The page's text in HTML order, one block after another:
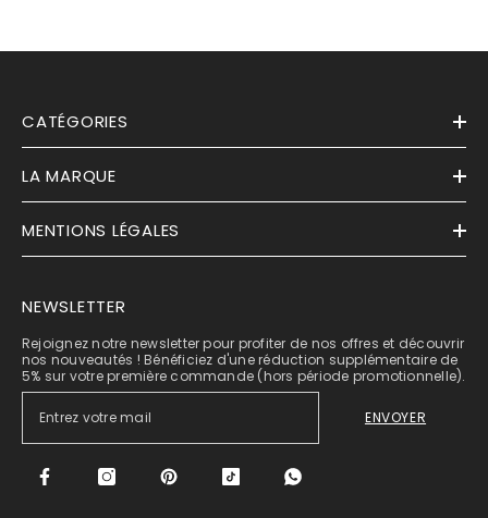
CATÉGORIES
LA MARQUE
MENTIONS LÉGALES
NEWSLETTER
Rejoignez notre newsletter pour profiter de nos offres et découvrir
nos nouveautés ! Bénéficiez d'une réduction supplémentaire de
5% sur votre première commande (hors période promotionnelle).
ENVOYER